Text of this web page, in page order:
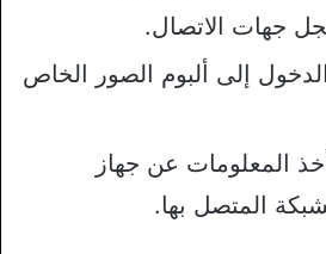
جهات الاتصال.
إلى ألبوم الصور الخاص
المعلومات عن جهاز
المتصل بها.